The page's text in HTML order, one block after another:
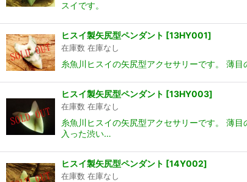
スイです。
ヒスイ製矢尻型ペンダント [13HY001]
在庫数 在庫なし
糸魚川ヒスイの矢尻型アクセサリーです。 薄
ヒスイ製矢尻型ペンダント [13HY003]
在庫数 在庫なし
糸魚川ヒスイの矢尻型アクセサリーです。 薄
入った渋い…
ヒスイ製矢尻型ペンダント [14Y002]
在庫数 在庫なし